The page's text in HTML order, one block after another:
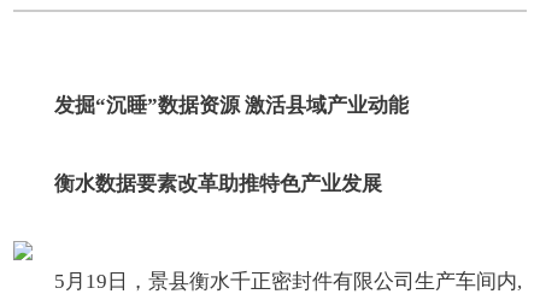
发掘“沉睡”数据资源 激活县域产业动能
衡水数据要素改革助推特色产业发展
5月19日，景县衡水千正密封件有限公司生产车间内,